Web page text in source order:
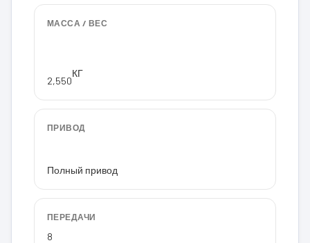
МАССА / ВЕС
2,550
КГ
ПРИВОД
Полный привод
ПЕРЕДАЧИ
8